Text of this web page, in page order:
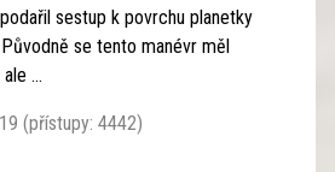
sestup k povrchu planetky
se tento manévr měl
...
(přístupy: 4442)